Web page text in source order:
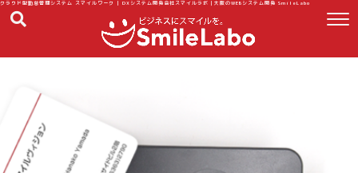
クラウド型勤怠管理システム スマイルワーク | DXシステム開発会社スマイルラボ｜大阪のWEBシステム開発 SmileLabo